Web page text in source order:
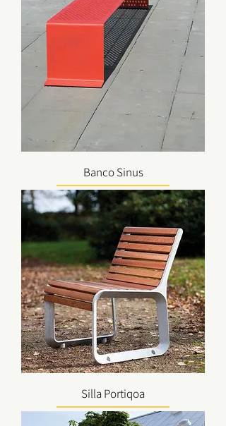
Banco Sinus
Silla Portiqoa